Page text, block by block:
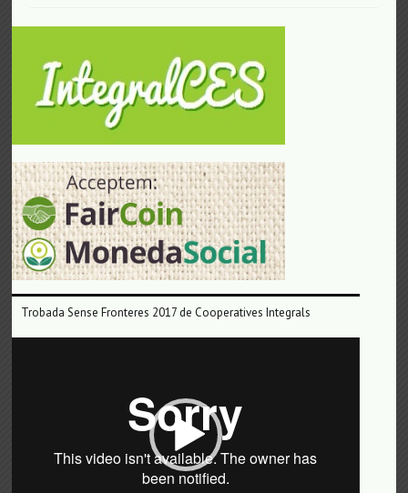
Trobada Sense Fronteres 2017 de Cooperatives Integrals